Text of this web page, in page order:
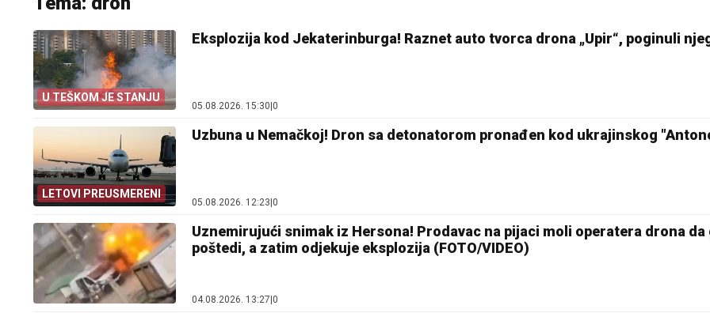
U TEŠKOM JE STANJU
Eksplozija kod Jekaterinburga! Raznet auto tvorca drona „Upir“, poginuli
05.08.2026. 15:30 0
LETOVI PREUSMERENI
Uzbuna u Nemačkoj! Dron sa detonatorom pronađen kod ukrajinskog
05.08.2026. 12:23 0
Uznemirujući snimak iz Hersona! Prodavac na pijaci moli operatera drona da
poštedi, a zatim odjekuje eksplozija (FOTO/VIDEO)
04.08.2026. 13:27|0